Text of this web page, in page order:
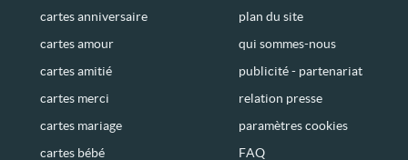
cartes anniversaire
cartes amour
cartes amitié
cartes merci
cartes mariage
cartes bébé
plan du site
qui sommes-nous
publicité - partenariat
relation presse
paramètres cookies
FAQ